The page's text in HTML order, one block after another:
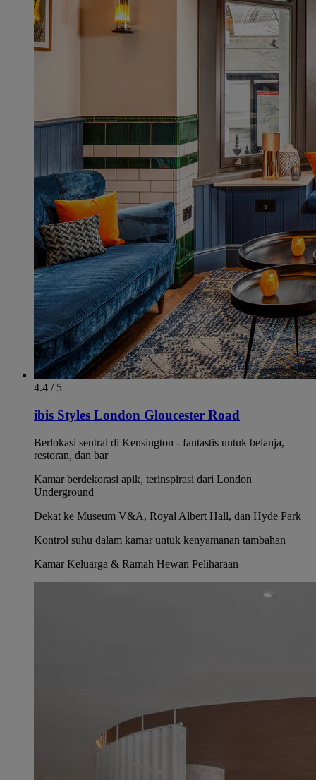
4.4 / 5
ibis Styles London Gloucester Road
Berlokasi sentral di Kensington - fantastis untuk belanja,
restoran, dan bar
Kamar berdekorasi apik, terinspirasi dari London
Underground
Dekat ke Museum V&A, Royal Albert Hall, dan Hyde Park
Kontrol suhu dalam kamar untuk kenyamanan tambahan
Kamar Keluarga & Ramah Hewan Peliharaan